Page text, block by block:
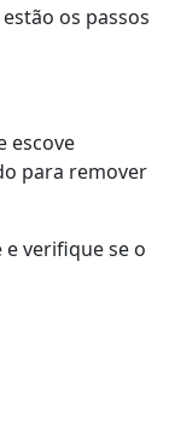
os passos
escove
para remover
e verifique se o